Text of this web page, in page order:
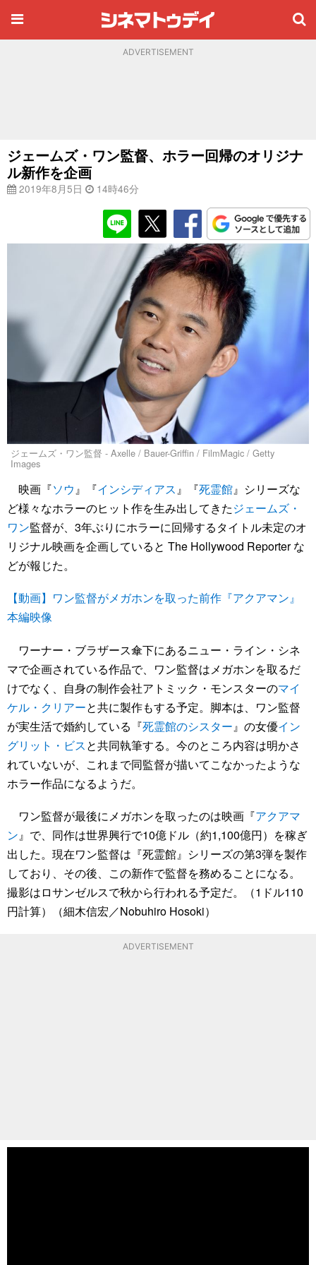
ADVERTISEMENT
ジェームズ・ワン監督、ホラー回帰のオリジナ
ル新作を企画
2019年8月5日 14時46分
ジェームズ・ワン監督 - Axelle / Bauer-Griffin / FilmMagic / Getty
Images
映画『ソウ』『インシディアス』『死霊館』シリーズな
ど様々なホラーのヒット作を生み出してきたジェームズ・
ワン監督が、3年ぶりにホラーに回帰するタイトル未定のオ
リジナル映画を企画していると The Hollywood Reporter な
どが報じた。
【動画】ワン監督がメガホンを取った前作『アクアマン』
本編映像
ワーナー・ブラザース傘下にあるニュー・ライン・シネ
マで企画されている作品で、ワン監督はメガホンを取るだ
けでなく、自身の制作会社アトミック・モンスターのマイ
ケル・クリアーと共に製作もする予定。脚本は、ワン監督
が実生活で婚約している『死霊館のシスター』の女優イン
グリット・ビスと共同執筆する。今のところ内容は明かさ
れていないが、これまで同監督が描いてこなかったような
ホラー作品になるようだ。
ワン監督が最後にメガホンを取ったのは映画『アクアマ
ン』で、同作は世界興行で10億ドル（約1,100億円）を稼ぎ
出した。現在ワン監督は『死霊館』シリーズの第3弾を製作
しており、その後、この新作で監督を務めることになる。
撮影はロサンゼルスで秋から行われる予定だ。（1ドル110
円計算）（細木信宏／Nobuhiro Hosoki）
ADVERTISEMENT